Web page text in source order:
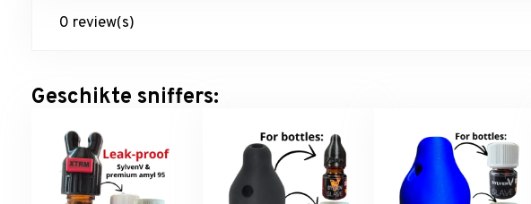
0 review(s)
Geschikte sniffers: